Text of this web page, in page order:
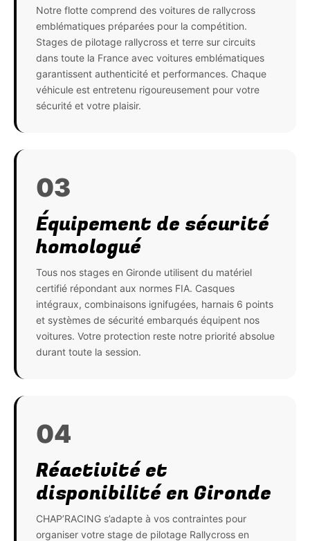
Notre flotte comprend des voitures de rallycross
emblématiques préparées pour la compétition.
Stages de pilotage rallycross et terre sur circuits
dans toute la France avec voitures emblématiques
garantissent authenticité et performances. Chaque
véhicule est entretenu rigoureusement pour votre
sécurité et votre plaisir.
03
Équipement de sécurité
homologué
Tous nos stages en Gironde utilisent du matériel
certifié répondant aux normes FIA. Casques
intégraux, combinaisons ignifugées, harnais 6 points
et systèmes de sécurité embarqués équipent nos
voitures. Votre protection reste notre priorité absolue
durant toute la session.
04
Réactivité et
disponibilité en Gironde
CHAP’RACING s’adapte à vos contraintes pour
organiser votre stage de pilotage Rallycross en